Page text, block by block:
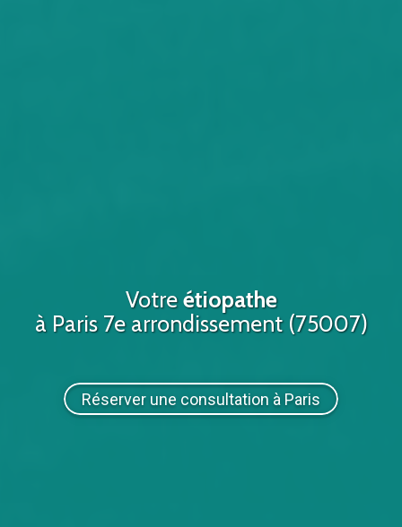
Votreétiopathe
à Paris 7e arrondissement (75007)
Réserver une consultation à Paris